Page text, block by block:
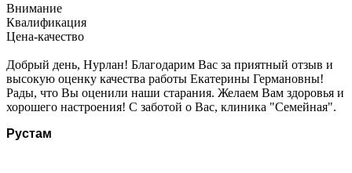
Внимание
Квалификация
Цена-качество
Добрый день, Нурлан! Благодарим Вас за приятный отзыв и
высокую оценку качества работы Екатерины Германовны!
Рады, что Вы оценили наши старания. Желаем Вам здоровья и
хорошего настроения! С заботой о Вас, клиника "Семейная".
Рустам